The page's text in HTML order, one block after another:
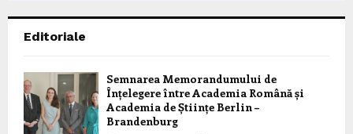
Editoriale
Semnarea Memorandumului de
Înțelegere între Academia Română și
Academia de Științe Berlin –
Brandenburg